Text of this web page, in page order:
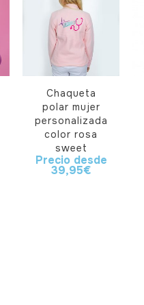
Chaqueta
polar mujer
personalizada
color rosa
sweet
Precio desde
39,95€